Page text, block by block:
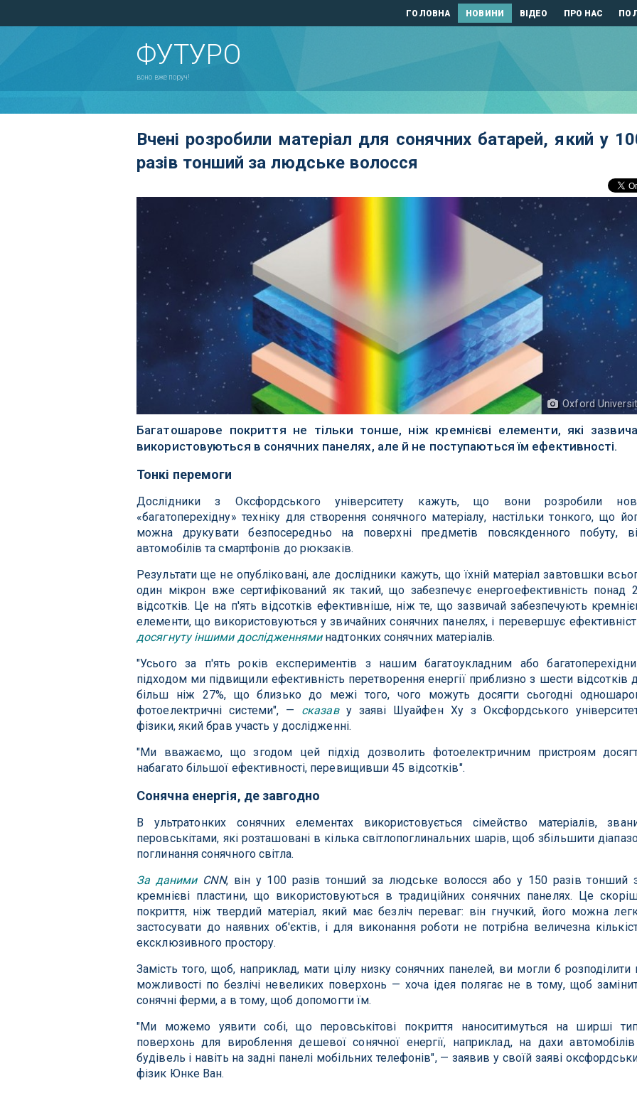
ГОЛОВНА НОВИНИ ВІДЕО ПРО НАС
ФУТУРО
воно вже поруч!
Вчені розробили матеріал для сонячних батарей, який у
разів тонший за людське волосся
Oxford
Багатошарове покриття не тільки тонше, ніж кремнієві елементи, які
використовуються в сонячних панелях, але й не поступаються їм ефективності.
Тонкі перемоги
Дослідники з Оксфордського університету кажуть, що вони розробили
«багатоперехідну» техніку для створення сонячного матеріалу, настільки тонкого, що
можна друкувати безпосередньо на поверхні предметів повсякденного побуту,
автомобілів та смартфонів до рюкзаків.
Результати ще не опубліковані, але дослідники кажуть, що їхній матеріал завтовшки
один мікрон вже сертифікований як такий, що забезпечує енергоефективність понад
відсотків. Це на п'ять відсотків ефективніше, ніж те, що зазвичай забезпечують
елементи, що використовуються у звичайних сонячних панелях, і перевершує
досягнуту іншими дослідженняминадтонких сонячних матеріалів.
"Усього за п'ять років експериментів з нашим багатоукладним або
підходом ми підвищили ефективність перетворення енергії приблизно з шести відсотків
більш ніж 27%, що близько до межі того, чого можуть досягти сьогодні
фотоелектричні системи", — сказаву заяві Шуайфен Ху з Оксфордського
фізики, який брав участь у дослідженні.
"Ми вважаємо, що згодом цей підхід дозволить фотоелектричним пристроям
набагато більшої ефективності, перевищивши 45 відсотків".
Сонячна енергія, де завгодно
В ультратонких сонячних елементах використовується сімейство матеріалів,
перовськітами, які розташовані в кілька світлопоглинальних шарів, щоб збільшити
поглинання сонячного світла.
За даними CNN, він у 100 разів тонший за людське волосся або у 150 разів тонший
кремнієві пластини, що використовуються в традиційних сонячних панелях. Це
покриття, ніж твердий матеріал, який має безліч переваг: він гнучкий, його можна
застосувати до наявних об'єктів, і для виконання роботи не потрібна величезна
ексклюзивного простору.
Замість того, щоб, наприклад, мати цілу низку сонячних панелей, ви могли б розподілити
можливості по безлічі невеликих поверхонь — хоча ідея полягає не в тому, щоб
сонячні ферми, а в тому, щоб допомогти їм.
"Ми можемо уявити собі, що перовськітові покриття наноситимуться на ширші
поверхонь для вироблення дешевої сонячної енергії, наприклад, на дахи
будівель і навіть на задні панелі мобільних телефонів", — заявив у своїй заяві
фізик Юнке Ван.